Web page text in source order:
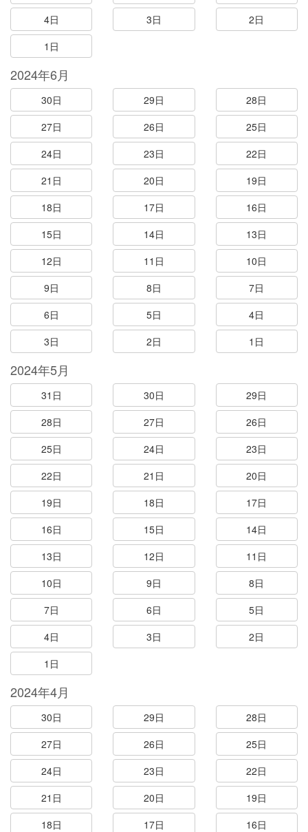
4日
3日
2日
1日
2024年6月
30日 29日
28日
27日
26日
25日
24日
23日
22日
21日
20日
19日
18日
17日
16日
15日
14日
13日
12日
11日
10日
9日
8日
7日
6日
5日
4日
3日
2日 1日
2024年5月
31日 30日
29日
28日
27日
26日
25日
24日
23日
22日
21日
20日
19日
18日
17日
16日
15日
14日
13日
12日
11日
10日
9日
8日
7日
6日
5日
4日
3日
2日
1日
2024年4月
30日 29日
28日
27日
26日
25日
24日
23日
22日
21日
20日
19日
18日
17日
16日